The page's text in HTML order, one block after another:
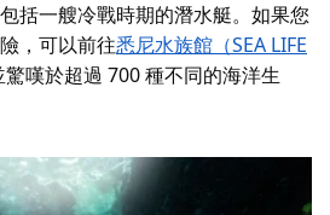
括一艘冷戰時期的潛水艇。如果您
，可以前往悉尼水族館（SEA LIFE
驚嘆於超過 700 種不同的海洋生